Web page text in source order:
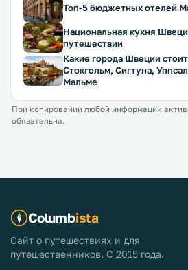
Топ-5 бюджетных отелей
Национальная кухня
путешествии
Какие города Швеции
Стокгольм, Сигтуна,
Мальме
При копировании любой информации
обязательна.
Columbista
Сайт о путешествиях и для
путешественников. С 2015 года.